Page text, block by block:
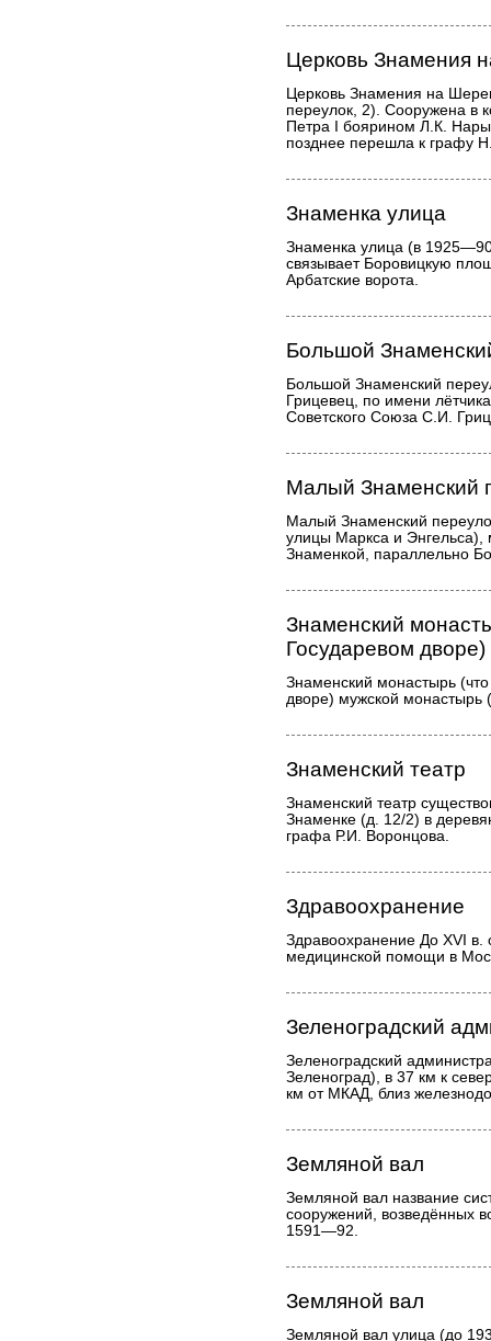
Церковь Знамения
Церковь Знамения на
переулок, 2). Сооружена в
Петра I боярином Л.К.
позднее перешла к графу
Знаменка улица
Знаменка улица (в
связывает Боровицкую
Арбатские ворота.
Большой
Большой Знаменский
Грицевец, по имени
Советского Союза С.И.
Малый Знаменский
Малый Знаменский
улицы Маркса и Энгельса),
Знаменкой, параллельно
Знаменский
Государевом дворе)
Знаменский монастырь
дворе) мужской
Знаменский театр
Знаменский театр
Знаменке (д. 12/2) в
графа Р.И. Воронцова.
Здравоохранение
Здравоохранение До XVI в.
медицинской помощи в
Зеленоградский
Зеленоградский
Зеленоград), в 37 км к
км от МКАД, близ
Земляной вал
Земляной вал название
сооружений, возведённых
1591—92.
Земляной вал
Земляной вал улица (до